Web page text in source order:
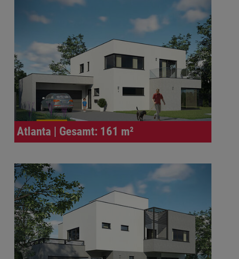
Atlanta | Gesamt: 161 m²